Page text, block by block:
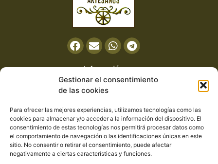
Gestionar el consentimiento
de las cookies
Para ofrecer las mejores experiencias, utilizamos tecnologías como las
cookies para almacenar y/o acceder a la información del dispositivo. El
consentimiento de estas tecnologías nos permitirá procesar datos como
el comportamiento de navegación o las identificaciones únicas en este
sitio. No consentir o retirar el consentimiento, puede afectar
negativamente a ciertas características y funciones.
Información
Política de privacidad
Aviso legal
Política de cookies
Carro Artesanos